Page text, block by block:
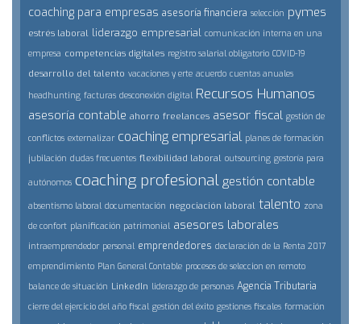
coaching para empresas asesoría financiera selección pymes
estrés laboral liderazgo empresarial comunicación interna en una
empresa competencias digitales registro salarial obligatorio COVID-19
desarrollo del talento vacaciones y erte acuerdo cuentas anuales
headhunting facturas desconexión digital Recursos Humanos
asesoría contable ahorro freelances asesor fiscal gestión de
conflictos externalizar coaching empresarial planes de formación
jubilación dudas frecuentes flexibilidad laboral outsourcing gestoría para
autónomos coaching profesional gestión contable
absentismo laboral documentación negociación laboral talento zona
de confort planificación patrimonial asesores laborales
intraemprendedor personal emprendedores declaración de la Renta 2017
emprendimiento Plan General Contable procesos de seleccion en remoto
balance de situación LinkedIn liderazgo de personas Agencia Tributaria
cierre del ejercicio del año fiscal gestión del éxito gestiones fiscales formación